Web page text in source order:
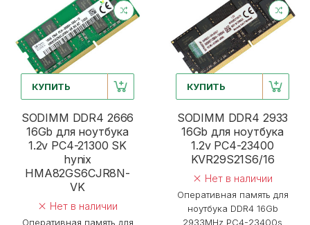
КУПИТЬ
SODIMM DDR4 2666
16Gb для ноутбука
1.2v PC4-21300 SK
hynix
HMA82GS6CJR8N-
VK
Нет в наличии
Оперативная память для
КУПИТЬ
SODIMM DDR4 2933
16Gb для ноутбука
1.2v PC4-23400
KVR29S21S6/16
Нет в наличии
Оперативная память для
ноутбука DDR4 16Gb
2933MHz PC4-23400s